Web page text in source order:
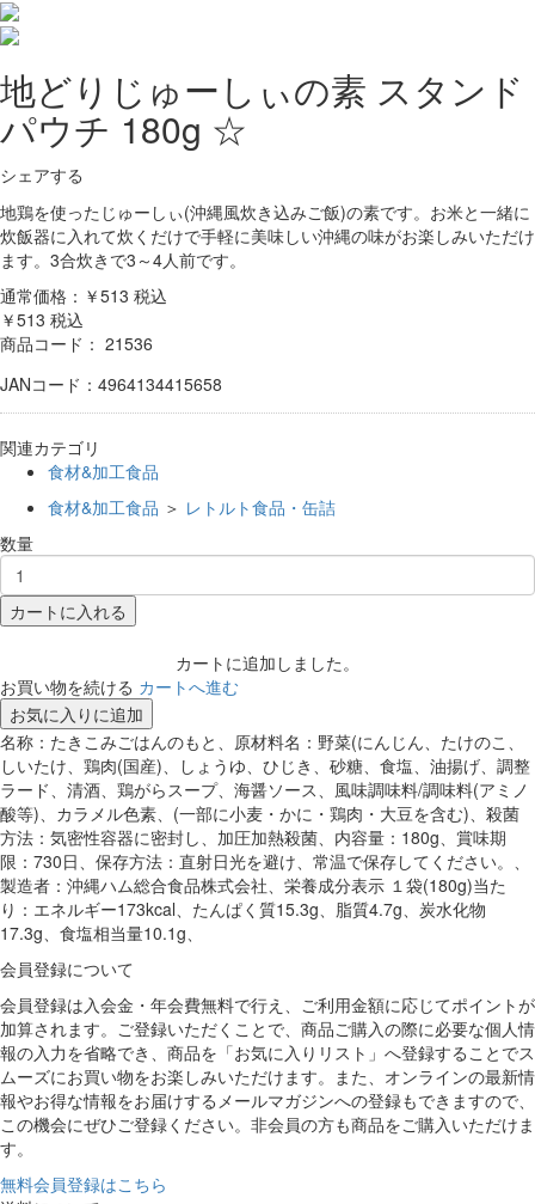
地どりじゅーしぃの素 スタンド
パウチ 180g ☆
シェアする
地鶏を使ったじゅーしぃ(沖縄風炊き込みご飯)の素です。お米と一緒に
炊飯器に入れて炊くだけで手軽に美味しい沖縄の味がお楽しみいただけ
ます。3合炊きで3～4人前です。
通常価格：￥513 税込
￥513 税込
商品コード： 21536
JANコード：4964134415658
関連カテゴリ
食材&加工食品
食材&加工食品 ＞ レトルト食品・缶詰
数量
カートに入れる
カートに追加しました。
お買い物を続ける カートへ進む
お気に入りに追加
名称：たきこみごはんのもと、原材料名：野菜(にんじん、たけのこ、
しいたけ、鶏肉(国産)、しょうゆ、ひじき、砂糖、食塩、油揚げ、調整
ラード、清酒、鶏がらスープ、海醤ソース、風味調味料/調味料(アミノ
酸等)、カラメル色素、(一部に小麦・かに・鶏肉・大豆を含む)、殺菌
方法：気密性容器に密封し、加圧加熱殺菌、内容量：180g、賞味期
限：730日、保存方法：直射日光を避け、常温で保存してください。、
製造者：沖縄ハム総合食品株式会社、栄養成分表示 １袋(180g)当た
り：エネルギー173kcal、たんぱく質15.3g、脂質4.7g、炭水化物
17.3g、食塩相当量10.1g、
会員登録について
会員登録は入会金・年会費無料で行え、ご利用金額に応じてポイントが
加算されます。ご登録いただくことで、商品ご購入の際に必要な個人情
報の入力を省略でき、商品を「お気に入りリスト」へ登録することでス
ムーズにお買い物をお楽しみいただけます。また、オンラインの最新情
報やお得な情報をお届けするメールマガジンへの登録もできますので、
この機会にぜひご登録ください。非会員の方も商品をご購入いただけま
す。
無料会員登録はこちら